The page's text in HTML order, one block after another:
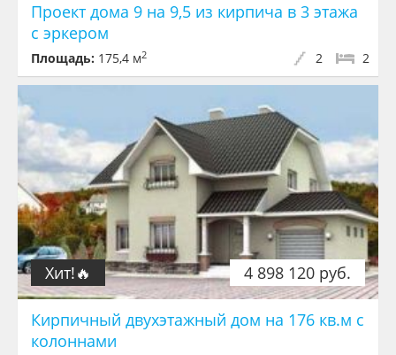
Проект дома 9 на 9,5 из кирпича в 3 этажа
с эркером
Площадь: 175,4 м2 2
2
4 898 120 руб.
Хит!🔥
Кирпичный двухэтажный дом на 176 кв.м с
колоннами